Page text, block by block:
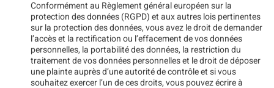
Conformément au Règlement général européen sur la
protection des données (RGPD) et aux autres lois pertinentes
sur la protection des données, vous avez le droit de demander
l’accès et la rectification ou l’effacement de vos données
personnelles, la portabilité des données, la restriction du
traitement de vos données personnelles et le droit de déposer
une plainte auprès d’une autorité de contrôle et si vous
souhaitez exercer l’un de ces droits, vous pouvez écrire à